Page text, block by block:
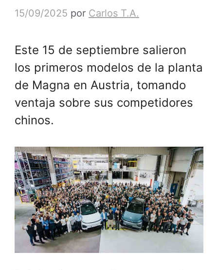
15/09/2025 por Carlos T.A.
Este 15 de septiembre salieron
los primeros modelos de la planta
de Magna en Austria, tomando
ventaja sobre sus competidores
chinos.